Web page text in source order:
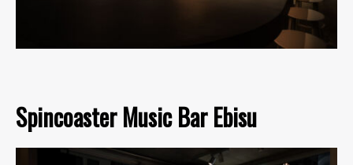
Spincoaster Music Bar Ebisu